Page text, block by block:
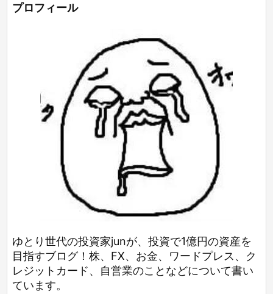
プロフィール
ゆとり世代の投資家junが、投資で1億円の資産を
目指すブログ！株、FX、お金、ワードプレス、ク
レジットカード、自営業のことなどについて書い
ています。